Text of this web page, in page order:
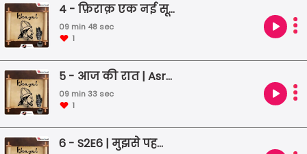
4 - फ़िराक़ एक नई सूरत निकल तो सकती है | Firaq Gorakhpuri | Urdu Shayari | Famous Poetry | Life of a poet
09 min 48 sec
1
5 - आज की रात | Asrarul Haq Majaz | Urdu Shayari | Famous Poetry | Life of a poet
09 min 33 sec
1
6 - S2E6 | मुझसे पहली सी मुहब्बत - Faiz Ahmad Faiz | Tribute to Surekha Seekri